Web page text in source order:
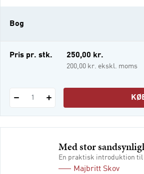
Bog
e-bog
Pris pr. stk. 250,00 kr.
200,00 kr. ekskl. moms
1
Med stor
En praktisk introduktion
Majbritt Skov